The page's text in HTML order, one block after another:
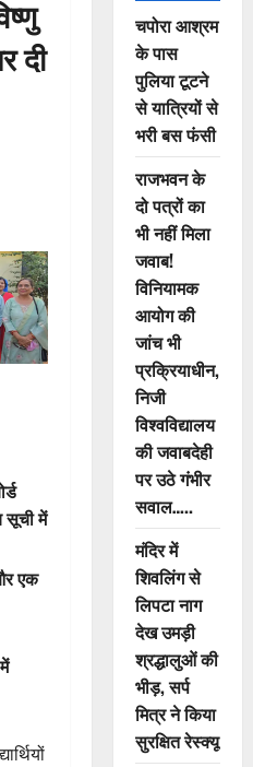
दी
सूची में
एक
चपोरा आश्रम
के पास
पुलिया टूटने
से यात्रियों से
भरी बस फंसी
राजभवन के
दो पत्रों का
भी नहीं मिला
जवाब!
विनियामक
आयोग की
जांच भी
प्रक्रियाधीन,
निजी
विश्वविद्यालय
की जवाबदेही
पर उठे गंभीर
सवाल…..
मंदिर में
शिवलिंग से
लिपटा नाग
देख उमड़ी
श्रद्धालुओं की
भीड़, सर्प
मित्र ने किया
सुरक्षित रेस्क्यू